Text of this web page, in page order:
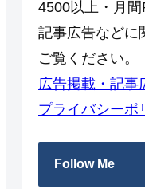
4500以上・月
記事広告などに
ご覧ください。
広告掲載・記事
プライバシーポ
Follow Me